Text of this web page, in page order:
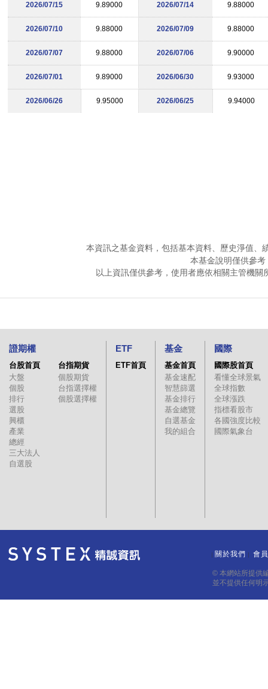
2026/07/15 9.89000 2026/07/14 9.88000
2026/07/10 9.88000 2026/07/09 9.88000
2026/07/07 9.88000 2026/07/06 9.90000
2026/07/01 9.89000 2026/06/30 9.93000
2026/06/26 9.95000 2026/06/25 9.94000
本資訊之基金資料，包括基本資料、歷史淨值、
本基金說明僅供參
以上資訊僅供參考，使用者應依相關主管機
證期權
台股首頁
大盤
個股
排行
選股
興櫃
產業
總經
三大法人
自選股
台指期貨
個股期貨
台指選擇權
個股選擇權
ETF
ETF首頁
基金
基金首頁
基金速配
智慧篩選
基金排行
基金總覽
自選基金
我的組合
國際
國際股首頁
看懂全球景氣
全球指數
全球漲跌
指標看股市
各國強度比較
國際氣象台
關於我們 會
© 本網站所提供
並不提供任何明